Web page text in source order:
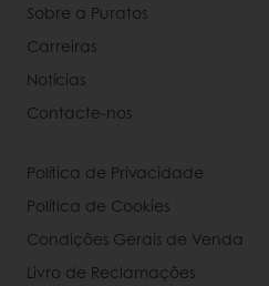
Sobre a Puratos
Carreiras
Notícias
Contacte-nos
Política de Privacidade
Política de Cookies
Condições Gerais de Venda
Livro de Reclamações